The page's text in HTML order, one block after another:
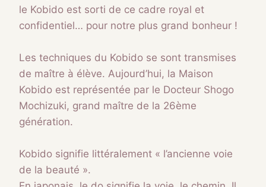
le Kobido est sorti de ce cadre royal et
confidentiel… pour notre plus grand bonheur !
Les techniques du Kobido se sont transmises
de maître à élève. Aujourd’hui, la Maison
Kobido est représentée par le Docteur Shogo
Mochizuki, grand maître de la 26ème
génération.
Kobido signifie littéralement « l’ancienne voie
de la beauté ».